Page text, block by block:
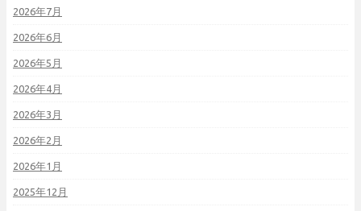
2026年7月
2026年6月
2026年5月
2026年4月
2026年3月
2026年2月
2026年1月
2025年12月